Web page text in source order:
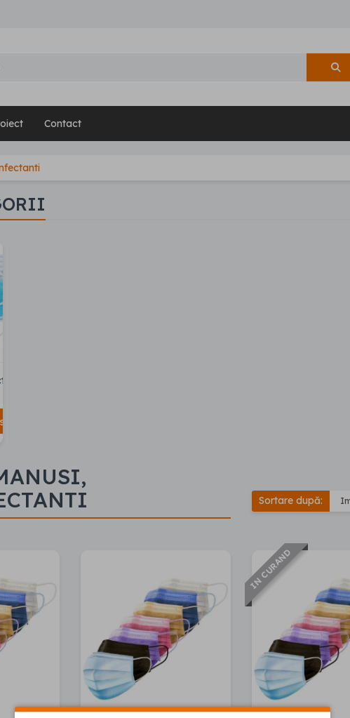
Contact
Sortare după:
IN CURAND